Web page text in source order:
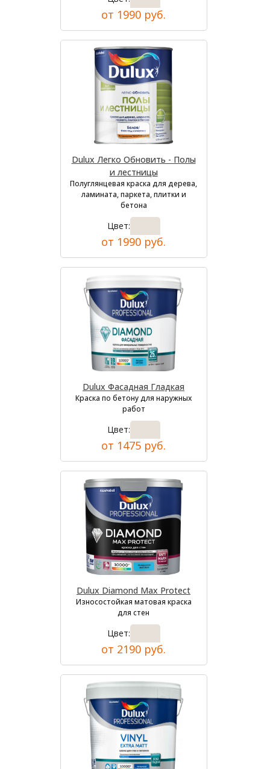
от 1990 руб.
Dulux Легко Обновить - Полы
и лестницы
Полуглянцевая краска для дерева,
ламината, паркета, плитки и
бетона
Цвет:
от 1990 руб.
Dulux Фасадная Гладкая
Краска по бетону для наружных
работ
Цвет:
от 1475 руб.
Dulux Diamond Max Protect
Износостойкая матовая краска
для стен
Цвет:
от 2190 руб.